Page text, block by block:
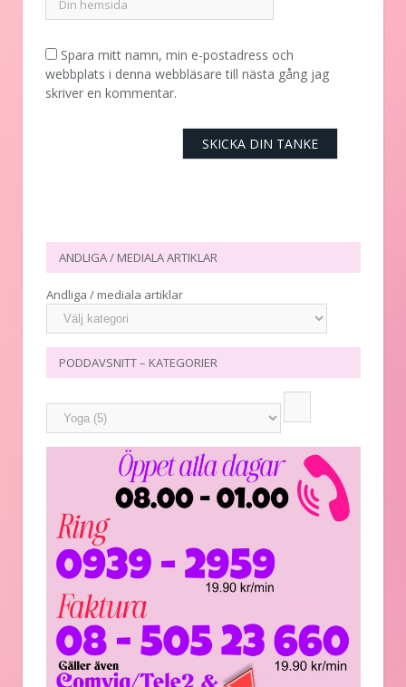
Spara mitt namn, min e-postadress och
webbplats i denna webbläsare till nästa gång jag
skriver en kommentar.
ANDLIGA / MEDIALA ARTIKLAR
Andliga / mediala artiklar
PODDAVSNITT – KATEGORIER